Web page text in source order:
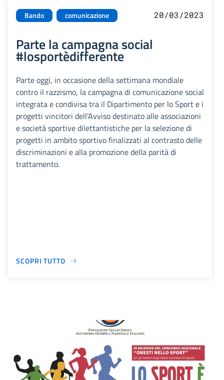
Bando comunicazione 20/03/2023
Parte la campagna social
#losportèdifferente
Parte oggi, in occasione della settimana mondiale
contro il razzismo, la campagna di comunicazione social
integrata e condivisa tra il Dipartimento per lo Sport e i
progetti vincitori dell’Avviso destinato alle associazioni
e società sportive dilettantistiche per la selezione di
progetti in ambito sportivo finalizzati al contrasto delle
discriminazioni e alla promozione della parità di
trattamento.
SCOPRI TUTTO